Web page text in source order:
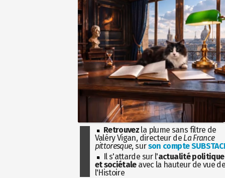
Retrouvez la plume sans filtre de
Valéry Vigan, directeur de La France
pittoresque, surson compte
Il s'attarde sur l'actualité politique
et sociétaleavec la hauteur de vue
l'Histoire